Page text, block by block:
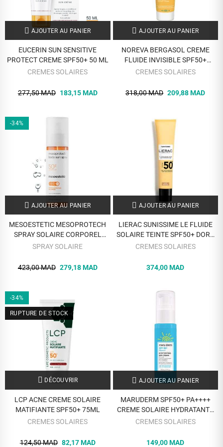
AJOUTER AU PANIER
EUCERIN SUN SENSITIVE
PROTECT CREME SPF50+ 50 ML
CREMES SOLAIRES
277,50 MAD 183,15 MAD
AJOUTER AU PANIER
NOREVA BERGASOL CREME
FLUIDE INVISIBLE SPF50+
TOUCHER SEC 50 ML
CREMES SOLAIRES
318,00 MAD 209,88 MAD
-34%
AJOUTER AU PANIER
MESOESTETIC MESOPROTECH
SPRAY SOLAIRE CORPOREL
SPF50+ 200ML
SPRAY SOLAIRE
423,00 MAD 279,18 MAD
AJOUTER AU PANIER
LIERAC SUNISSIME LE FLUIDE
SOLAIRE TEINTE SPF50+ DORE
40ML
CREMES SOLAIRES
374,00 MAD
-34%
RUPTURE DE STOCK
DÉCOUVRIR
LCP ACNE CREME SOLAIRE
MATIFIANTE SPF50+ 75ML
CREMES SOLAIRES
124,50 MAD 82,17 MAD
AJOUTER AU PANIER
MARUDERM SPF50+ PA++++
CREME SOLAIRE HYDRATANTE
50ML
CREMES SOLAIRES
149,00 MAD